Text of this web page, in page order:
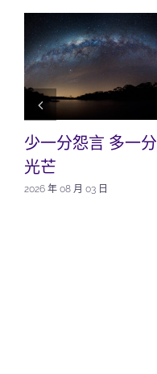
少一分怨言 多一分
光芒
2026 年 08 月 03 日